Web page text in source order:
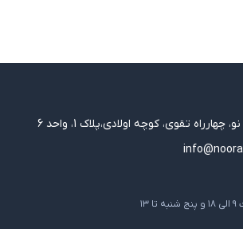
چهارراه تقوی، کوچه اولادی،پلاک 1، واحد 6